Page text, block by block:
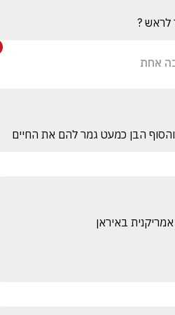
לראש ?
אחת
והסוף הבן כמעט גמר להם את החיים